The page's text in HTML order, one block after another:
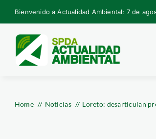
Skip
to
content
Bienvenido a Actualidad Ambiental: 7 de
Home Noticias Loreto: desarticulan